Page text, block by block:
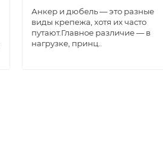
Анкер и дюбель — это разные
виды крепежа, хотя их часто
путают.Главное различие — в
нагрузке, принц..